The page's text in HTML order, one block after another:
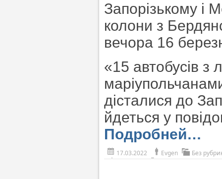
Запорізькому і
колони з
вечора 16
«15 автобусів
дісталися до
йдеться у
Подробней…
17.03.2022 Evgen Без